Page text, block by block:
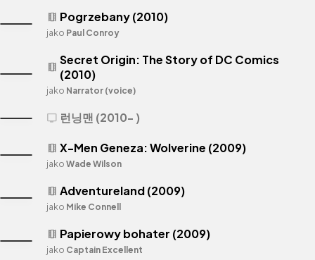
theaters X-Men Geneza: Wolverine (2009)
jako Wade Wilson
theaters Pogrzebany (2010)
jako Paul Conroy
theaters Adventureland (2009)
jako Mike Connell
theaters Papierowy bohater (2009)
jako Captain Excellent
theaters Secret Origin: The Story of DC Comics
(2010)
jako Narrator (voice)
tv 런닝맨 (2010- )